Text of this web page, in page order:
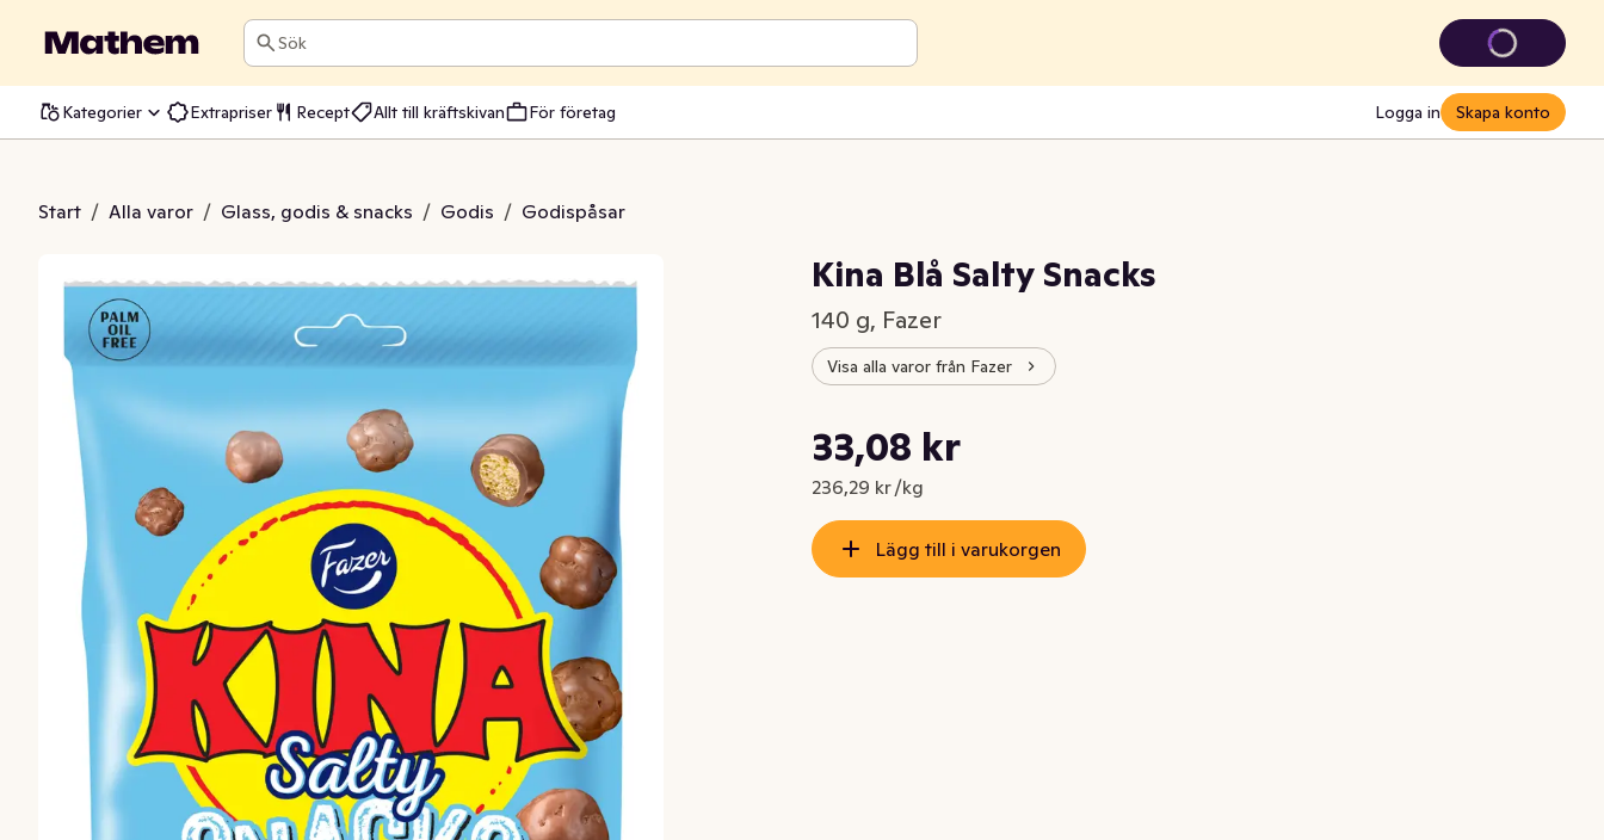
Sök
Kategorier Extrapriser Recept Allt till kräftskivan För företag Logga in Skapa konto
Start / Alla varor / Glass, godis & snacks / Godis / Godispåsar
Salty Snacks
Kina Blå Salty Snacks
140 g, Fazer
Visa alla varor från Fazer
Nuvarande pris är: 33,08 kr
33,08 kr
236,29 kr /kg
Styckpris: 236,29 kr /kg
Lägg till i varukorgen